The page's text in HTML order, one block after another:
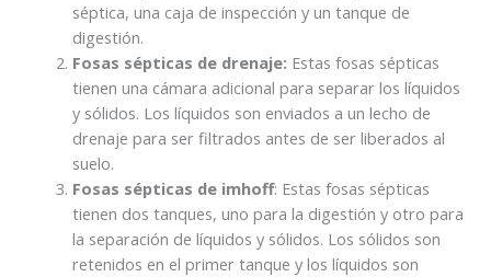
séptica, una caja de inspección y un tanque de
digestión.
Fosas sépticas de drenaje: Estas fosas sépticas
tienen una cámara adicional para separar los líquidos
y sólidos. Los líquidos son enviados a un lecho de
drenaje para ser filtrados antes de ser liberados al
suelo.
Fosas sépticas de imhoff: Estas fosas sépticas
tienen dos tanques, uno para la digestión y otro para
la separación de líquidos y sólidos. Los sólidos son
retenidos en el primer tanque y los líquidos son